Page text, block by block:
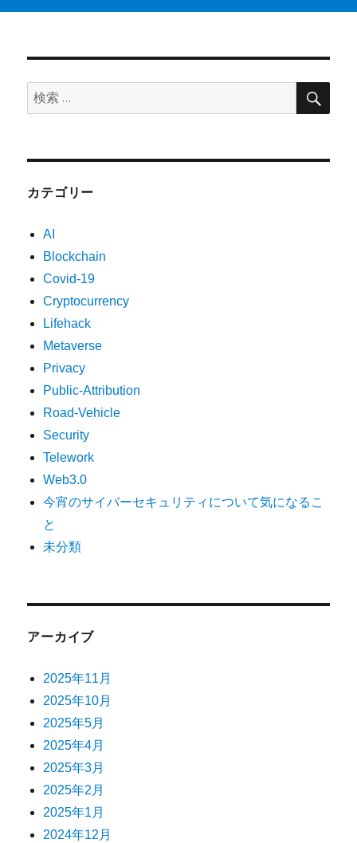
検
索:
検
カテゴリー
AI
Blockchain
Covid-19
Cryptocurrency
Lifehack
Metaverse
Privacy
Public-Attribution
Road-Vehicle
Security
Telework
Web3.0
今宵のサイバーセキュリティについて気になるこ
と
未分類
アーカイブ
2025年11月
2025年10月
2025年5月
2025年4月
2025年3月
2025年2月
2025年1月
2024年12月